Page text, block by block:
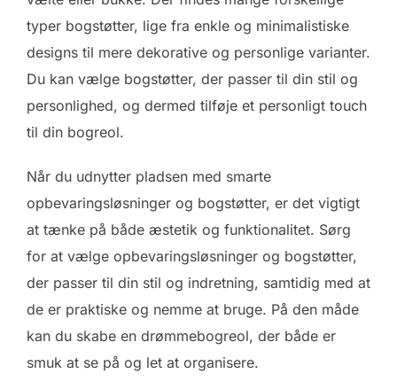
typer bogstøtter, lige fra enkle og minimalistiske
designs til mere dekorative og personlige varianter.
Du kan vælge bogstøtter, der passer til din stil og
personlighed, og dermed tilføje et personligt touch
til din bogreol.
Når du udnytter pladsen med smarte
opbevaringsløsninger og bogstøtter, er det vigtigt
at tænke på både æstetik og funktionalitet. Sørg
for at vælge opbevaringsløsninger og bogstøtter,
der passer til din stil og indretning, samtidig med at
de er praktiske og nemme at bruge. På den måde
kan du skabe en drømmebogreol, der både er
smuk at se på og let at organisere.